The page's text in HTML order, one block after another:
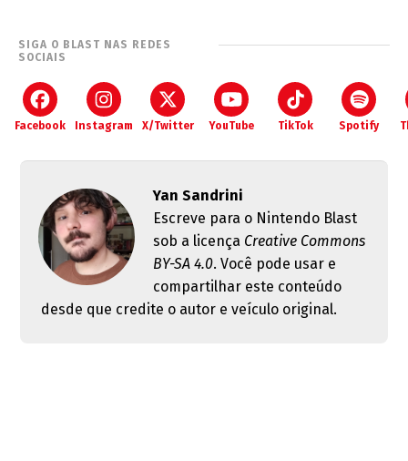
SIGA O BLAST NAS REDES
SOCIAIS
Facebook Instagram X/Twitter YouTube TikTok Spotify
Yan Sandrini
Escreve para o Nintendo Blast
sob a licença Creative Commons
BY-SA 4.0. Você pode usar e
compartilhar este conteúdo
desde que credite o autor e veículo original.